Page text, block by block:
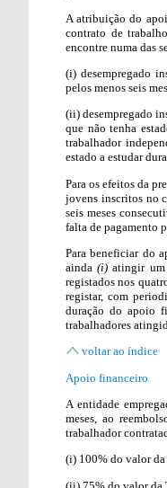
A atribuição do
contrato de
encontre numa das
(i) desempregado
pelos menos seis
(ii) desempregado
que não tenha
trabalhador
estado a estudar
Para os efeitos da
jovens inscritos no
seis meses
falta de pagamento
Para beneficiar do
ainda(i) atingir um
registados nos
registar, com
duração do apoio
trabalhadores
voltar ao índice
Apoio financeiro
A entidade
meses, ao
trabalhador
(i) 100% do valor da